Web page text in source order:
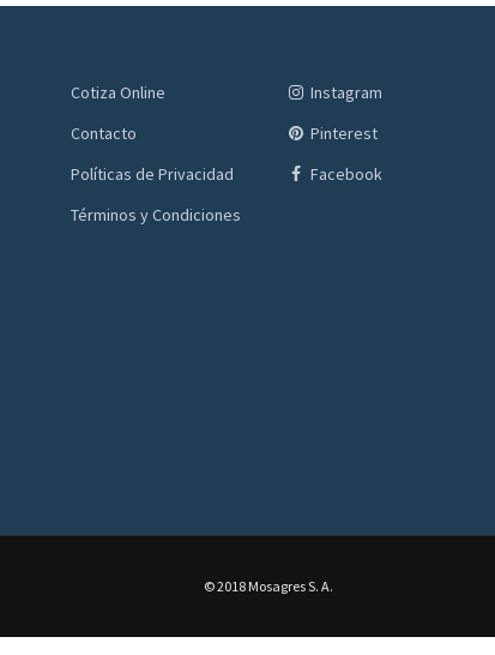
Cotiza Online
Contacto
Políticas de Privacidad
Términos y Condiciones
Instagram
Pinterest
Facebook
© 2018 Mosagres S. A.